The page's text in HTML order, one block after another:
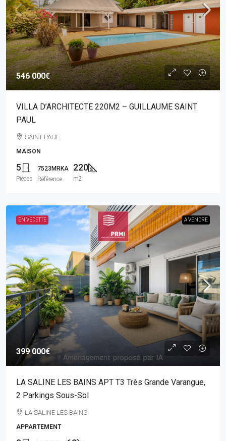
546 000€
VILLA D’ARCHITECTE 220M2 – GUILLAUME SAINT
PAUL
SAINT PAUL
MAISON
5
Pièces
7523MRKA
Référence
220
m2
EN VEDETTE A VENDRE
399 000€
LA SALINE LES BAINS APT T3 Très Grande Varangue,
2 Parkings Sous-Sol
LA SALINE LES BAINS
APPARTEMENT